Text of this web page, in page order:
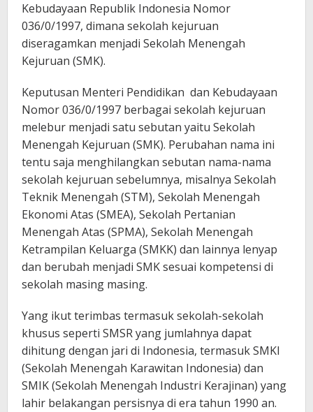
Kebudayaan Republik Indonesia Nomor
036/0/1997, dimana sekolah kejuruan
diseragamkan menjadi Sekolah Menengah
Kejuruan (SMK).
Keputusan Menteri Pendidikan dan Kebudayaan
Nomor 036/0/1997 berbagai sekolah kejuruan
melebur menjadi satu sebutan yaitu Sekolah
Menengah Kejuruan (SMK). Perubahan nama ini
tentu saja menghilangkan sebutan nama-nama
sekolah kejuruan sebelumnya, misalnya Sekolah
Teknik Menengah (STM), Sekolah Menengah
Ekonomi Atas (SMEA), Sekolah Pertanian
Menengah Atas (SPMA), Sekolah Menengah
Ketrampilan Keluarga (SMKK) dan lainnya lenyap
dan berubah menjadi SMK sesuai kompetensi di
sekolah masing masing.
Yang ikut terimbas termasuk sekolah-sekolah
khusus seperti SMSR yang jumlahnya dapat
dihitung dengan jari di Indonesia, termasuk SMKI
(Sekolah Menengah Karawitan Indonesia) dan
SMIK (Sekolah Menengah Industri Kerajinan) yang
lahir belakangan persisnya di era tahun 1990 an.